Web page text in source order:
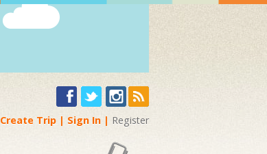
Create Trip Sign In Register